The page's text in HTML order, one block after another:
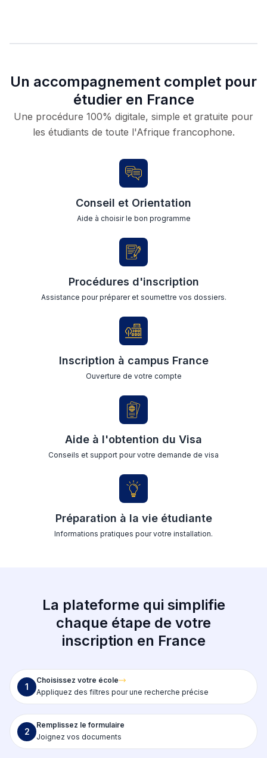
Un accompagnement complet pour
étudier en France
Une procédure 100% digitale, simple et gratuite pour
les étudiants de toute l'Afrique francophone.
Conseil et Orientation
Aide à choisir le bon programme
Procédures d'inscription
Assistance pour préparer et soumettre vos dossiers.
Inscription à campus France
Ouverture de votre compte
Aide à l'obtention du Visa
Conseils et support pour votre demande de visa
Préparation à la vie étudiante
Informations pratiques pour votre installation.
La plateforme qui simplifie
chaque étape de votre
inscription en France
1
Choisissez votre école
Appliquez des filtres pour une recherche précise
2
Remplissez le formulaire
Joignez vos documents